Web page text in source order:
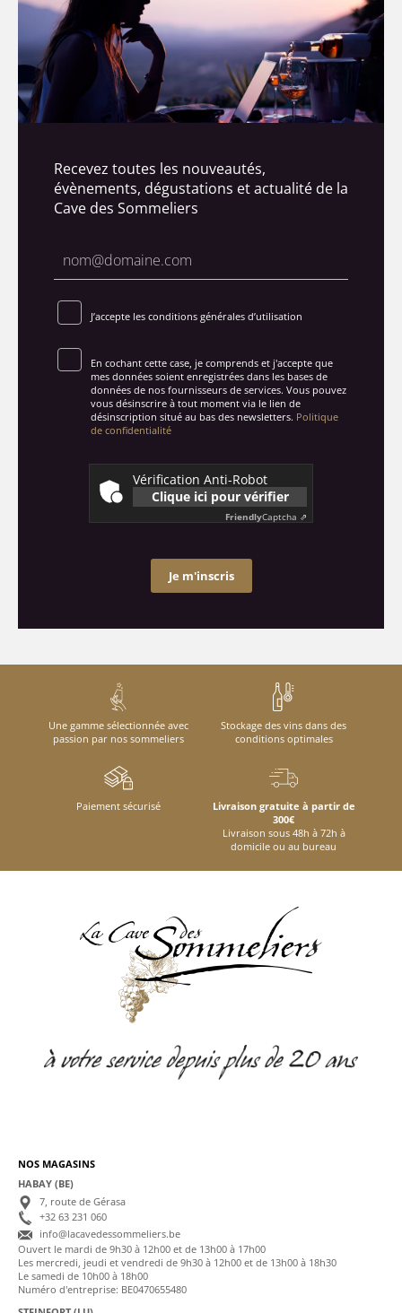
Recevez toutes les nouveautés,
évènements, dégustations et actualité de la
Cave des Sommeliers
J’accepte les conditions générales d’utilisation
En cochant cette case, je comprends et j'accepte que
mes données soient enregistrées dans les bases de
données de nos fournisseurs de services. Vous pouvez
vous désinscrire à tout moment via le lien de
désinscription situé au bas des newsletters. Politique
de confidentialité
Vérification Anti-Robot
Clique ici pour vérifier
FriendlyCaptcha ⇗
Je m'inscris
Une gamme sélectionnée avec
passion par nos sommeliers
Stockage des vins dans des
conditions optimales
Paiement sécurisé
Livraison gratuite à partir de
300€
Livraison sous 48h à 72h à
domicile ou au bureau
NOS MAGASINS
HABAY (BE)
7, route de Gérasa
+32 63 231 060
info@lacavedessommeliers.be
Ouvert le mardi de 9h30 à 12h00 et de 13h00 à 17h00
Les mercredi, jeudi et vendredi de 9h30 à 12h00 et de 13h00 à 18h30
Le samedi de 10h00 à 18h00
Numéro d'entreprise: BE0470655480